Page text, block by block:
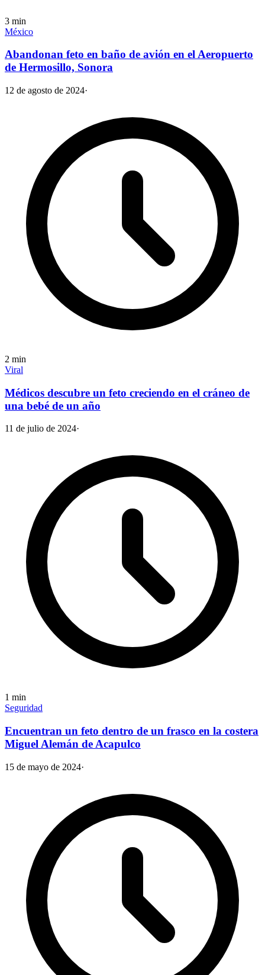
3 min
México
Abandonan feto en baño de avión en el Aeropuerto
de Hermosillo, Sonora
12 de agosto de 2024·
2 min
Viral
Médicos descubre un feto creciendo en el cráneo de
una bebé de un año
11 de julio de 2024·
1 min
Seguridad
Encuentran un feto dentro de un frasco en la costera
Miguel Alemán de Acapulco
15 de mayo de 2024·